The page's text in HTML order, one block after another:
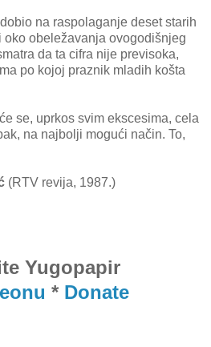
na raspolaganje deset starih
oko obeležavanja ovogodišnjeg
da ta cifra nije previsoka,
po kojoj praznik mladih košta
se, uprkos svim ekscesima, cela
na najbolji mogući način. To,
(RTV revija, 1987.)
Yugopapir
* Donate